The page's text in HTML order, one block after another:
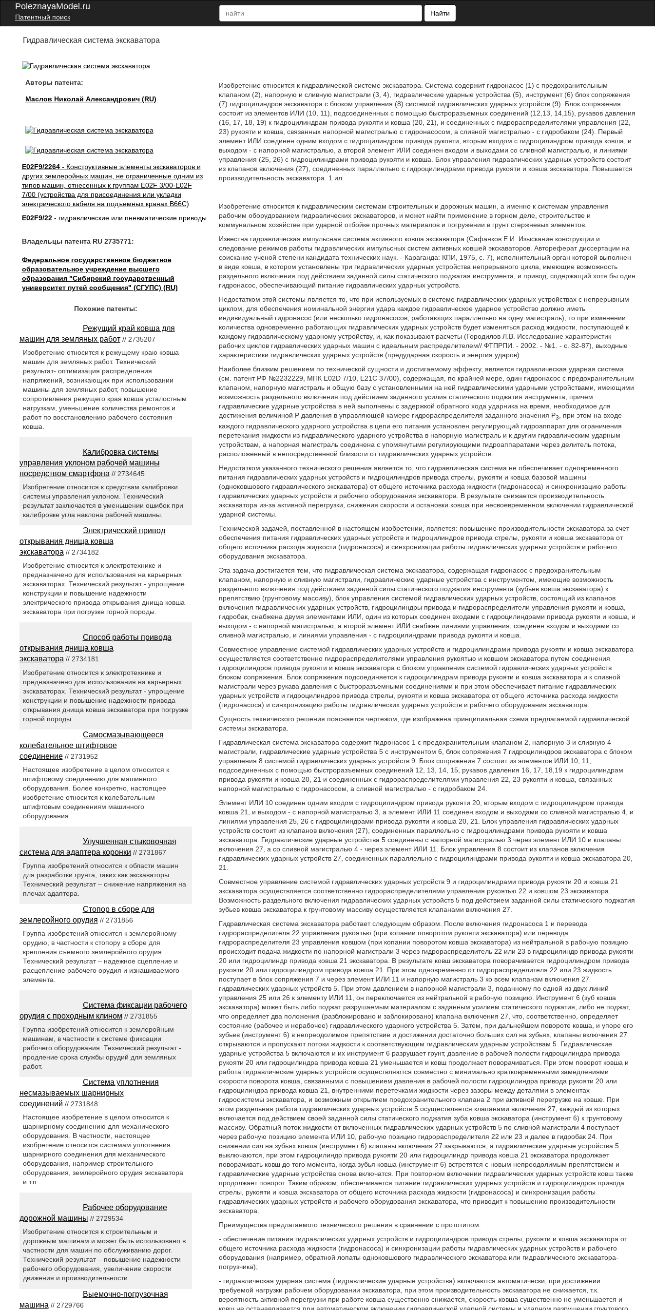
PoleznayaModel.ru
Патентный поиск
Найти
Гидравлическая система экскаватора
Авторы патента:
Маслов Николай Александрович (RU)
E02F9/2264- Конструктивные элементы экскаваторов и
других землеройных машин, не ограниченные одним из
типов машин, отнесенных к группам E02F 3/00-E02F
7/00 (устройства для присоединения или укладки
электрического кабеля на подъемных кранах B66C)
E02F9/22- гидравлические или пневматические приводы
Владельцы патента RU 2735771:
Федеральное государственное бюджетное
образовательное учреждение высшего
образования "Сибирский государственный
университет путей сообщения" (СГУПС) (RU)
Изобретение относится к гидравлической системе экскаватора. Система содержит гидронасос (1) с предохранительным
клапаном (2), напорную и сливную магистрали (3, 4), гидравлические ударные устройства (5), инструмент (6) блок сопряжения
(7) гидроцилиндров экскаватора с блоком управления (8) системой гидравлических ударных устройств (9). Блок сопряжения
состоит из элементов ИЛИ (10, 11), подсоединенных с помощью быстроразъемных соединений (12,13, 14,15), рукавов давления
(16, 17, 18, 19) к гидроцилиндрам привода рукояти и ковша (20, 21), и соединенных с гидрораспределителями управления (22,
23) рукояти и ковша, связанных напорной магистралью с гидронасосом, а сливной магистралью - с гидробаком (24). Первый
элемент ИЛИ соединен одним входом с гидроцилиндром привода рукояти, вторым входом с гидроцилиндром привода ковша, и
выходом - с напорной магистралью, а второй элемент ИЛИ соединен входом и выходами со сливной магистралью, и линиями
управления (25, 26) с гидроцилиндрами привода рукояти и ковша. Блок управления гидравлических ударных устройств состоит
из клапанов включения (27), соединенных параллельно с гидроцилиндрами привода рукояти и ковша экскаватора. Повышается
производительность экскаватора. 1 ил.
Изобретение относится к гидравлическим системам строительных и дорожных машин, а именно к системам управления
рабочим оборудованием гидравлических экскаваторов, и может найти применение в горном деле, строительстве и
коммунальном хозяйстве при ударной отбойке прочных материалов и погружении в грунт стержневых элементов.
Известна гидравлическая импульсная система активного ковша экскаватора (Сафанков Е.И. Изыскание конструкции и
следование режимов работы гидравлических импульсных систем активных ковшей экскаваторов. Автореферат диссертации на
соискание ученой степени кандидата технических наук. - Караганда: КПИ, 1975, с. 7), исполнительный орган которой выполнен
в виде ковша, в котором установлены три гидравлических ударных устройства непрерывного цикла, имеющие возможность
раздельного включения под действием заданной силы статического поджатая инструмента, и привод, содержащий хотя бы один
гидронасос, обеспечивающий питание гидравлических ударных устройств.
Недостатком этой системы является то, что при используемых в системе гидравлических ударных устройствах с непрерывным
циклом, для обеспечения номинальной энергии удара каждое гидравлическое ударное устройство должно иметь
индивидуальный гидронасос (или несколько гидронасосов, работающих параллельно на одну магистраль), то при изменении
количества одновременно работающих гидравлических ударных устройств будет изменяться расход жидкости, поступающей к
каждому гидравлическому ударному устройству, и, как показывают расчеты (Городилов Л.В. Исследование характеристик
рабочих циклов гидравлических ударных машин с идеальным распределителем// ФТПРПИ. - 2002. - №1. - с. 82-87), выходные
характеристики гидравлических ударных устройств (предударная скорость и энергия ударов).
Наиболее близким решением по технической сущности и достигаемому эффекту, является гидравлическая ударная система
(см. патент РФ №2232229, МПК E02D 7/10, Е21С 37/00), содержащая, по крайней мере, один гидронасос с предохранительным
клапаном, напорную магистраль и общую базу с установленными на ней гидравлическими ударными устройствами, имеющими
возможность раздельного включения под действием заданного усилия статического поджатия инструмента, причем
гидравлические ударные устройства в ней выполнены с задержкой обратного хода ударника на время, необходимое для
достижения величиной Р давления в управляющей камере гидрораспределителя заданного значения Р3
, при этом на входе
каждого гидравлического ударного устройства в цепи его питания установлен регулирующий гидроаппарат для ограничения
перетекания жидкости из гидравлического ударного устройства в напорную магистраль и к другим гидравлическим ударным
устройствам, а напорная магистраль соединена с упомянутыми регулирующими гидроаппаратами через делитель потока,
расположенный в непосредственной близости от гидравлических ударных устройств.
Недостатком указанного технического решения является то, что гидравлическая система не обеспечивает одновременного
питания гидравлических ударных устройств и гидроцилиндров привода стрелы, рукояти и ковша базовой машины
(одноковшового гидравлического экскаватора) от общего источника расхода жидкости (гидронасоса) и синхронизацию работы
гидравлических ударных устройств и рабочего оборудования экскаватора. В результате снижается производительность
экскаватора из-за активной перегрузки, снижения скорости и остановки ковша при несвоевременном включении гидравлической
ударной системы.
Технической задачей, поставленной в настоящем изобретении, является: повышение производительности экскаватора за счет
обеспечения питания гидравлических ударных устройств и гидроцилиндров привода стрелы, рукояти и ковша экскаватора от
общего источника расхода жидкости (гидронасоса) и синхронизации работы гидравлических ударных устройств и рабочего
оборудования экскаватора.
Эта задача достигается тем, что гидравлическая система экскаватора, содержащая гидронасос с предохранительным
клапаном, напорную и сливную магистрали, гидравлические ударные устройства с инструментом, имеющие возможность
раздельного включения под действием заданной силы статического поджатия инструмента (зубьев ковша экскаватора) к
препятствию (грунтовому массиву), блок управления системой гидравлических ударных устройств, состоящий из клапанов
включения гидравлических ударных устройств, гидроцилиндры привода и гидрораспределители управления рукояти и ковша,
гидробак, снабжена двумя элементами ИЛИ, один из которых соединен входами с гидроцилиндрами привода рукояти и ковша, и
выходом - с напорной магистралью, а второй элемент ИЛИ снабжен линиями управления, соединен входом и выходами со
сливной магистралью, и линиями управления - с гидроцилиндрами привода рукояти и ковша.
Совместное управление системой гидравлических ударных устройств и гидроцилиндрами привода рукояти и ковша экскаватора
осуществляется соответственно гидрораспределителями управления рукоятью и ковшом экскаватора путем соединения
гидроцилиндров привода рукояти и ковша экскаватора с блоком управления системой гидравлических ударных устройств
блоком сопряжения. Блок сопряжения подсоединяется к гидроцилиндрам привода рукояти и ковша экскаватора и к сливной
магистрали через рукава давления с быстроразъемными соединениями и при этом обеспечивает питание гидравлических
ударных устройств и гидроцилиндров привода стрелы, рукояти и ковша экскаватора от общего источника расхода жидкости
(гидронасоса) и синхронизацию работы гидравлических ударных устройств и рабочего оборудования экскаватора.
Сущность технического решения поясняется чертежом, где изображена принципиальная схема предлагаемой гидравлической
системы экскаватора.
Гидравлическая система экскаватора содержит гидронасос 1 с предохранительным клапаном 2, напорную 3 и сливную 4
магистрали, гидравлические ударные устройства 5 с инструментом 6, блок сопряжения 7 гидроцилиндров экскаватора с блоком
управления 8 системой гидравлических ударных устройств 9. Блок сопряжения 7 состоит из элементов ИЛИ 10, 11,
подсоединенных с помощью быстроразъемных соединений 12, 13, 14, 15, рукавов давления 16, 17, 18,19 к гидроцилиндрам
привода рукояти и ковша 20, 21 и соединенных с гидрораспределителями управления 22, 23 рукояти и ковша, связанных
напорной магистралью с гидронасосом, а сливной магистралью - с гидробаком 24.
Элемент ИЛИ 10 соединен одним входом с гидроцилиндром привода рукояти 20, вторым входом с гидроцилиндром привода
ковша 21, и выходом - с напорной магистралью 3, а элемент ИЛИ 11 соединен входом и выходами со сливной магистралью 4, и
линиями управления 25, 26 с гидроцилиндрами привода рукояти и ковша 20, 21. Блок управления гидравлических ударных
устройств состоит из клапанов включения (27), соединенных параллельно с гидроцилиндрами привода рукояти и ковша
экскаватора. Гидравлические ударные устройства 5 соединены с напорной магистралью 3 через элемент ИЛИ 10 и клапаны
включения 27, а со сливной магистралью 4 - через элемент ИЛИ 11. Блок управления 8 состоит из клапанов включения
гидравлических ударных устройств 27, соединенных параллельно с гидроцилиндрами привода рукояти и ковша экскаватора 20,
21.
Совместное управление системой гидравлических ударных устройств 9 и гидроцилиндрами привода рукояти 20 и ковша 21
экскаватора осуществляется соответственно гидрораспределителями управления рукоятью 22 и ковшом 23 экскаватора.
Возможность раздельного включения гидравлических ударных устройств 5 под действием заданной силы статического поджатия
зубьев ковша экскаватора к грунтовому массиву осуществляется клапанами включения 27.
Гидравлическая система экскаватора работает следующим образом. После включения гидронасоса 1 и перевода
гидрораспределителя 22 управления рукоятью (при копании поворотом рукояти экскаватора) или перевода
гидрораспределителя 23 управления ковшом (при копании поворотом ковша экскаватора) из нейтральной в рабочую позицию
происходит подача жидкости по напорной магистрали 3 через гидрораспределитель 22 или 23 в гидроцилиндр привода рукояти
20 или гидроцилиндр привода ковша 21 экскаватора. В результате ковш экскаватора поворачивается гидроцилиндром привода
рукояти 20 или гидроцилиндром привода ковша 21. При этом одновременно от гидрораспределителя 22 или 23 жидкость
поступает в блок сопряжения 7 и через элемент ИЛИ 11 и напорную магистраль 3 ко всем клапанам включения 27
гидравлических ударных устройств 5. При этом давлением в напорной магистрали 3, поданному по одной из двух линий
управления 25 или 26 к элементу ИЛИ 11, он переключается из нейтральной в рабочую позицию. Инструмент 6 (зуб ковша
экскаватора) может быть либо поджат разрушаемым материалом с заданным усилием статического поджатия, либо не поджат,
что определяет два положения (разблокировано и заблокировано) клапана включения 27, что, соответственно, определяет
состояние (рабочее и нерабочее) гидравлического ударного устройства 5. Затем, при дальнейшем повороте ковша, и упоре его
зубьев (инструмент 6) в непреодолимое препятствие и достижении достаточно больших сил на зубьях, клапаны включения 27
открываются и пропускают потоки жидкости к соответствующим гидравлическим ударным устройствам 5. Гидравлические
ударные устройства 5 включаются и их инструмент 6 разрушает грунт, давление в рабочей полости гидроцилиндра привода
рукояти 20 или гидроцилиндра привода ковша 21 уменьшается и ковш продолжает поворачиваться. При этом поворот ковша и
работа гидравлические ударных устройств осуществляются совместно с минимально кратковременными замедлениями
скорости поворота ковша, связанными с повышением давления в рабочей полости гидроцилиндра привода рукояти 20 или
гидроцилиндра привода ковша 21, внутренними перетечками жидкости через зазоры между деталями в элементах
гидросистемы экскаватора, и возможным открытием предохранительного клапана 2 при активной перегрузке на ковше. При
этом раздельная работа гидравлических ударных устройств 5 осуществляется клапанами включения 27, каждый из которых
включается под действием своей заданной силы статического поджатия зуба ковша экскаватора (инструмент 6) к грунтовому
массиву. Обратный поток жидкости от включенных гидравлических ударных устройств 5 по сливной магистрали 4 поступает
через рабочую позицию элемента ИЛИ 10, рабочую позицию гидрораспределителя 22 или 23 и далее в гидробак 24. При
снижении сил на зубьях ковша (инструмент 6) клапаны включения 27 закрываются, а гидравлические ударные устройства 5
выключаются, при этом гидроцилиндр привода рукояти 20 или гидроцилиндр привода ковша 21 экскаватора продолжает
поворачивать ковш до того момента, когда зубья ковша (инструмент 6) встретятся с новым непреодолимым препятствием и
гидравлические ударные устройства снова включатся. При повторном включении гидравлических ударных устройств ковш также
продолжает поворот. Таким образом, обеспечивается питание гидравлических ударных устройств и гидроцилиндров привода
стрелы, рукояти и ковша экскаватора от общего источника расхода жидкости (гидронасоса) и синхронизация работы
гидравлических ударных устройств и рабочего оборудования экскаватора, что приводит к повышению производительности
экскаватора.
Преимущества предлагаемого технического решения в сравнении с прототипом:
- обеспечение питания гидравлических ударных устройств и гидроцилиндров привода стрелы, рукояти и ковша экскаватора от
общего источника расхода жидкости (гидронасоса) и синхронизации работы гидравлических ударных устройств и рабочего
оборудования (например, обратной лопаты одноковшового гидравлического экскаватора или гидравлического экскаватора-
погрузчика);
- гидравлическая ударная система (гидравлические ударные устройства) включаются автоматически, при достижении
требуемой нагрузки рабочем оборудовании экскаватора, при этом производительность экскаватора не снижается, т.к.
вероятность активной перегрузки при работе ковша существенно снижается, скорость ковша существенно не уменьшается и
ковш не останавливается при автоматическом включении гидравлической ударной системы и ударном разрушении грунтового
Похожие патенты:
Режущий край ковша для
машин для земляных работ// 2735207
Изобретение относится к режущему краю ковша
машин для земляных работ. Технический
результат- оптимизация распределения
напряжений, возникающих при использовании
машины для земляных работ, повышение
сопротивления режущего края ковша усталостным
нагрузкам, уменьшение количества ремонтов и
работ по восстановлению рабочего состояния
ковша.
Калибровка системы
управления уклоном рабочей машины
посредством смартфона // 2734645
Изобретение относится к средствам калибровки
системы управления уклоном. Технический
результат заключается в уменьшении ошибок при
калибровке угла наклона рабочей машины.
Электрический привод
открывания днища ковша
экскаватора// 2734182
Изобретение относится к электротехнике и
предназначено для использования на карьерных
экскаваторах. Технический результат - упрощение
конструкции и повышение надежности
электрического привода открывания днища ковша
экскаватора при погрузке горной породы.
Способ работы привода
открывания днища ковша
экскаватора// 2734181
Изобретение относится к электротехнике и
предназначено для использования на карьерных
экскаваторах. Технический результат - упрощение
конструкции и повышение надежности привода
открывания днища ковша экскаватора при погрузке
горной породы.
Самосмазывающееся
колебательное штифтовое
соединение// 2731952
Настоящее изобретение в целом относится к
штифтовому соединению для машинного
оборудования. Более конкретно, настоящее
изобретение относится к колебательным
штифтовым соединениям машинного
оборудования.
Улучшенная стыковочная
система для адаптера коронки // 2731867
Группа изобретений относится к области машин
для разработки грунта, таких как экскаваторы.
Технический результат – снижение напряжения на
плечах адаптера.
Стопор в сборе для
землеройного орудия // 2731856
Группа изобретений относится к землеройному
орудию, в частности к стопору в сборе для
крепления съемного землеройного орудия.
Технический результат – надежное сцепление и
расцепление рабочего орудия и изнашиваемого
элемента.
Система фиксации рабочего
орудия с проходным клином // 2731855
Группа изобретений относится к землеройным
машинам, в частности к системе фиксации
рабочего оборудования. Технический результат -
продление срока службы орудий для земляных
работ.
Система уплотнения
несмазываемых шарнирных
соединений // 2731848
Настоящее изобретение в целом относится к
шарнирному соединению для механического
оборудования. В частности, настоящее
изобретение относится системам уплотнения
шарнирного соединения для механического
оборудования, например строительного
оборудования, землеройного орудия экскаватора
и т.п.
Рабочее оборудование
дорожной машины // 2729534
Изобретение относится к строительным и
дорожным машинам и может быть использовано в
частности для машин по обслуживанию дорог.
Технический результат – повышение надежности
рабочего оборудования, увеличение скорости
движения и производительности.
Выемочно-погрузочная
машина // 2729766